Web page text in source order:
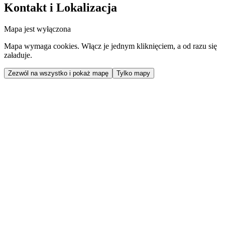
Kontakt i Lokalizacja
Mapa jest wyłączona
Mapa wymaga cookies. Włącz je jednym kliknięciem, a od razu się
załaduje.
Zezwól na wszystko i pokaż mapę Tylko mapy